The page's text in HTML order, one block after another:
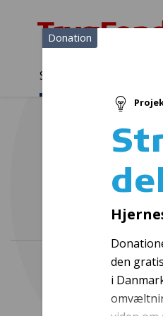
Sådan støtter vi
Projekter og
Donation
den
i